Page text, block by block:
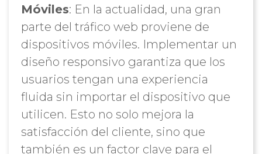
Móviles: En la actualidad, una gran
parte del tráfico web proviene de
dispositivos móviles. Implementar un
diseño responsivo garantiza que los
usuarios tengan una experiencia
fluida sin importar el dispositivo que
utilicen. Esto no solo mejora la
satisfacción del cliente, sino que
también es un factor clave para el